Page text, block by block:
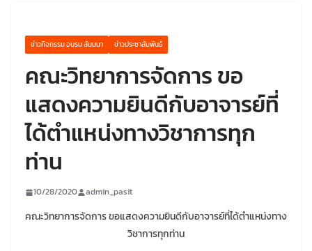
ข่าวกิจกรรม อบรม สัมมนา ข่าวประชาสัมพันธ์
คณะวิทยาการจัดการ ขอ
แสดงความยินดีกับอาจารย์ที่
ได้ตำแหน่งทางวิชาการทุก
ท่าน
10/28/2020 admin_pasit
คณะวิทยาการจัดการ ขอแสดงความยินดีกับอาจารย์ที่ได้ตำแหน่งทาง
วิชาการทุกท่าน